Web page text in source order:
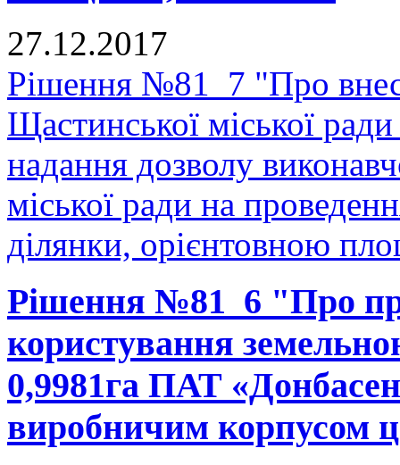
27.12.2017
Рішення №81_7 "Про
Щастинської міської
надання дозволу
міської ради на
ділянки, орієнтовною
Рішення №81_6 "Про
користування
0,9981га ПАТ
виробничим корпусом